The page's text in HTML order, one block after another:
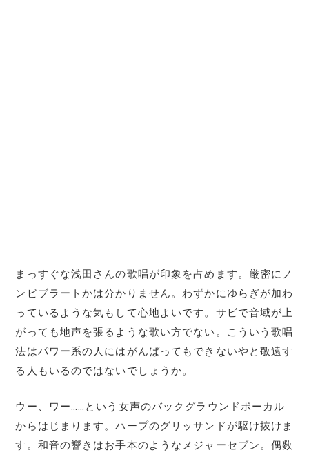
まっすぐな浅田さんの歌唱が印象を占めます。厳密にノ
ンビブラートかは分かりません。わずかにゆらぎが加わ
っているような気もして心地よいです。サビで音域が上
がっても地声を張るような歌い方でない。こういう歌唱
法はパワー系の人にはがんばってもできないやと敬遠す
る人もいるのではないでしょうか。
ウー、ワー……という女声のバックグラウンドボーカル
からはじまります。ハープのグリッサンドが駆け抜けま
す。和音の響きはお手本のようなメジャーセブン。偶数